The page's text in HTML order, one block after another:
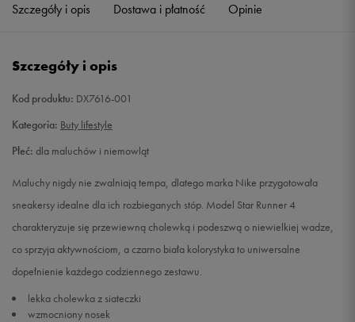
Szczegóły i opis Dostawa i płatność Opinie
Szczegóły i opis
Kod produktu: DX7616-001
Kategoria: Buty lifestyle
Płeć: dla maluchów i niemowląt
Maluchy nigdy nie zwalniają tempa, dlatego marka Nike przygotowała
sneakersy idealne dla ich rozbieganych stóp. Model Star Runner 4
charakteryzuje się przewiewną cholewką i podeszwą o niewielkiej wadze,
co sprzyja aktywnościom, a czarno biała kolorystyka to uniwersalne
dopełnienie każdego codziennego zestawu.
lekka cholewka z siateczki
wzmocniony nosek